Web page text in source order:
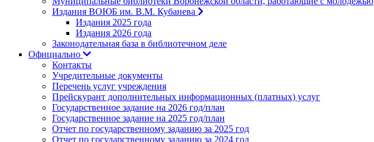
Издания ВОЮБ им. В.М. Кубанева
Издания 2025 года
Издания 2026 года
Законодательная база в библиотечном деле
Официально
Контакты
Учредительные документы
Перечень услуг учреждения
Прейскурант дополнительных информационных (платных) услуг
Государственное задание на 2026 год/план
Государственное задание на 2025 год/план
Отчет по государственному заданию за 2025 год
Отчет по государственному заданию за 2024 год